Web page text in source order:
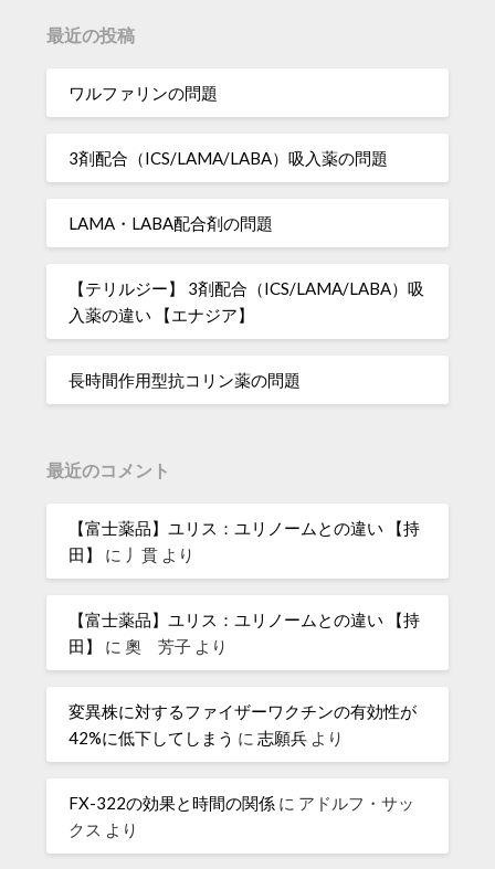
最近の投稿
ワルファリンの問題
3剤配合（ICS/LAMA/LABA）吸入薬の問題
LAMA・LABA配合剤の問題
【テリルジー】 3剤配合（ICS/LAMA/LABA）吸
入薬の違い 【エナジア】
長時間作用型抗コリン薬の問題
最近のコメント
【富士薬品】ユリス：ユリノームとの違い 【持
田】
に 丿貫 より
【富士薬品】ユリス：ユリノームとの違い 【持
田】
に奧 芳子 より
変異株に対するファイザーワクチンの有効性が
42%に低下してしまう に志願兵 より
FX-322の効果と時間の関係 に アドルフ・サッ
クス より